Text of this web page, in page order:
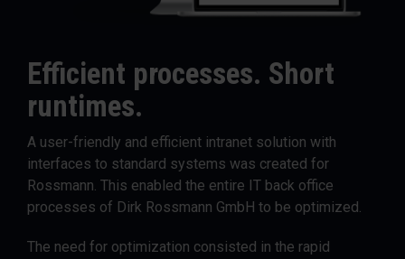
Efficient processes. Short
runtimes.
A user-friendly and efficient intranet solution with
interfaces to standard systems was created for
Rossmann. This enabled the entire IT back office
processes of Dirk Rossmann GmbH to be optimized.
The need for optimization consisted in the rapid